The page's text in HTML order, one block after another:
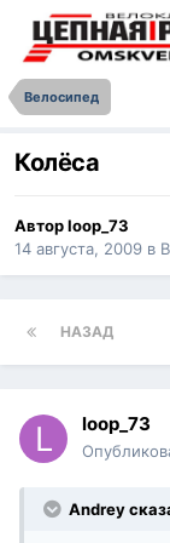
Велосипед
Колёса
Авторloop_73
14 августа, 2009 в
НАЗАД
loop_73
Andrey